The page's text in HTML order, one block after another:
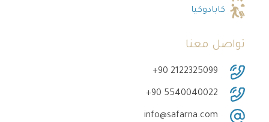
كابادوكيا
تواصل معنا
‎+90 2122325099
‎+90 5540040022
info@safarna.com